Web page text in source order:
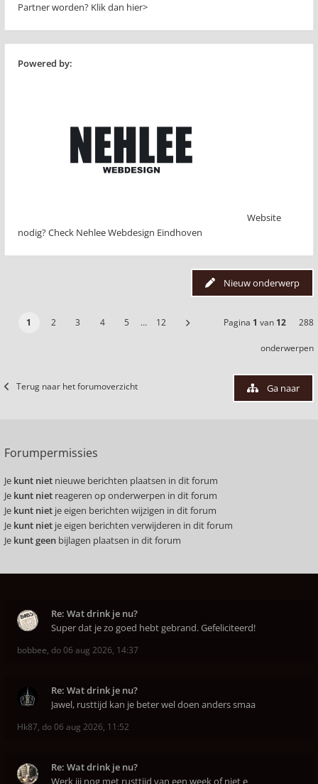
Partner worden? Klik dan hier>
Powered by:
Website
nodig? Check Nehlee Webdesign Eindhoven
Nieuw onderwerp
1 2 3 4 5 … 12 Pagina 1 van 12 288
onderwerpen
Terug naar het forumoverzicht Ga naar
Forumpermissies
Je kunt niet nieuwe berichten plaatsen in dit forum
Je kunt niet reageren op onderwerpen in dit forum
Je kunt niet je eigen berichten wijzigen in dit forum
Je kunt niet je eigen berichten verwijderen in dit forum
Je kunt geen bijlagen plaatsen in dit forum
Re: Wat drink je nu?
Super dat je zo goed hebt gebrand. Gefeliciteerd!
bobbee, do 06 aug 2026, 14:37
Re: Wat drink je nu?
Jawel, rusttijd kan je beter wel doen anders smaa
Hk87, do 06 aug 2026, 11:52
Re: Wat drink je nu?
Werk jij nog met rusttijd van een week of niet e